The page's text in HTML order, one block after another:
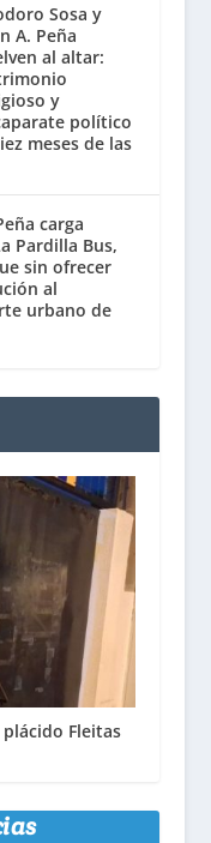
Sosa y
A. Peña
al altar:
y
político
meses de las
carga
Pardilla Bus,
sin ofrecer
al
urbano de
Fleitas